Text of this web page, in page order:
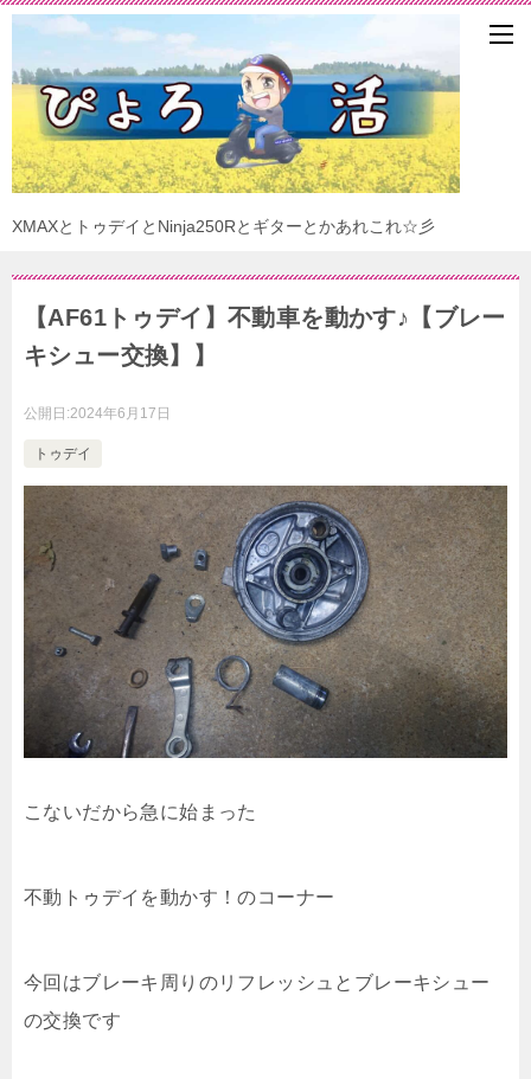
XMAXとトゥデイとNinja250Rとギターとかあれこれ☆彡
【AF61トゥデイ】不動車を動かす♪【ブレー
キシュー交換】】
公開日:2024年6月17日
トゥデイ
こないだから急に始まった
不動トゥデイを動かす！のコーナー
今回はブレーキ周りのリフレッシュとブレーキシュー
の交換です